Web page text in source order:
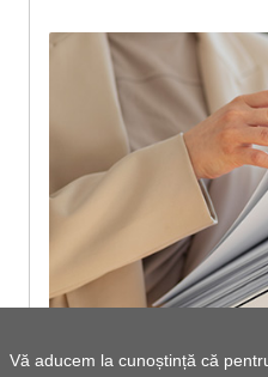
Vă aducem la cunoștință că